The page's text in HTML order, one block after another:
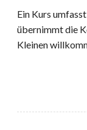
Ein Kurs
übernimmt die
Kleinen